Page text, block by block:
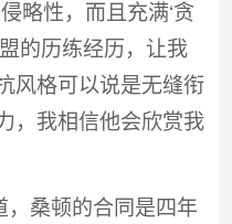
略性，而且充满‘贪
的历练经历，让我
风格可以说是无缝衔
，我相信他会欣赏我
桑顿的合同是四年